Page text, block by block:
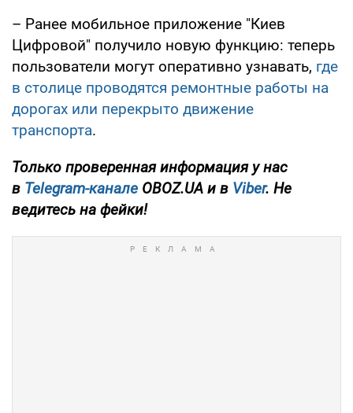
– Ранее мобильное приложение "Киев
Цифровой" получило новую функцию: теперь
пользователи могут оперативно узнавать, где
в столице проводятся ремонтные работы на
дорогах или перекрыто движение
транспорта.
Только проверенная информация у нас
в Telegram-канале OBOZ.UA и в Viber. Не
ведитесь на фейки!